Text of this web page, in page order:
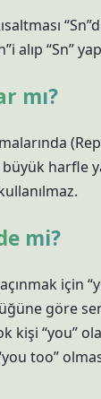
alıp “Sn”
mı?
büyük harfle
mi?
için
göre
kişi “you”
too”